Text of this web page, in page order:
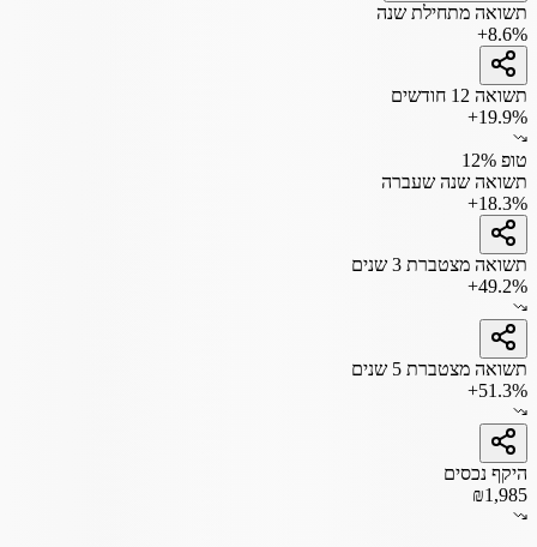
תשואה מתחילת שנה
+8.6%
תשואה 12 חודשים
+19.9%
טופ 12%
תשואה שנה שעברה
+18.3%
תשואה מצטברת 3 שנים
+49.2%
תשואה מצטברת 5 שנים
+51.3%
היקף נכסים
₪1,985